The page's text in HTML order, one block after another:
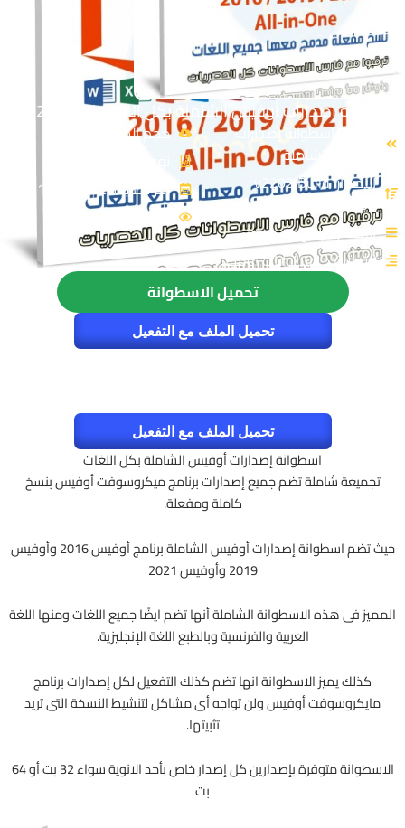
اسطوانة إصدارات أوفيس الشاملة بكل اللغات | مارس 2022
الإسم: اسطوانة إصدارات
أوفيس الشاملة
الإصدار: v2202 Build
114931.20132
القسم: برامج
التصنيف: اسطوانات أوفيس
حجم الملف: 8.2 GB
اخر تحديث: 2022-03-21
21751
تحميل الاسطوانة
تحميل الملف مع التفعيل
تحميل الملف مع التفعيل
اسطوانة إصدارات أوفيس الشاملة بكل اللغات
تجميعة شاملة تضم جميع إصدارات برنامج ميكروسوفت أوفيس بنسخ
كاملة ومفعلة.
حيث تضم اسطوانة إصدارات أوفيس الشاملة برنامج أوفيس 2016 وأوفيس
2019 وأوفيس 2021
المميز فى هذه الاسطوانة الشاملة أنها تضم ايضًا جميع اللغات ومنها اللغة
العربية والفرنسية وبالطبع اللغة الإنجليزية.
كذلك يميز الاسطوانة انها تضم كذلك التفعيل لكل إصدارات برنامج
مايكروسوفت أوفيس ولن تواجه أى مشاكل لتنشيط النسخة التى تريد
تثبيتها.
الاسطوانة متوفرة بإصدارين كل إصدار خاص بأحد الانوية سواء 32 بت أو 64
بت